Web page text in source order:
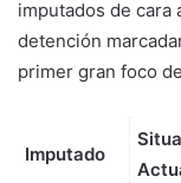
imputados de cara
detención
primer gran foco
Imputado